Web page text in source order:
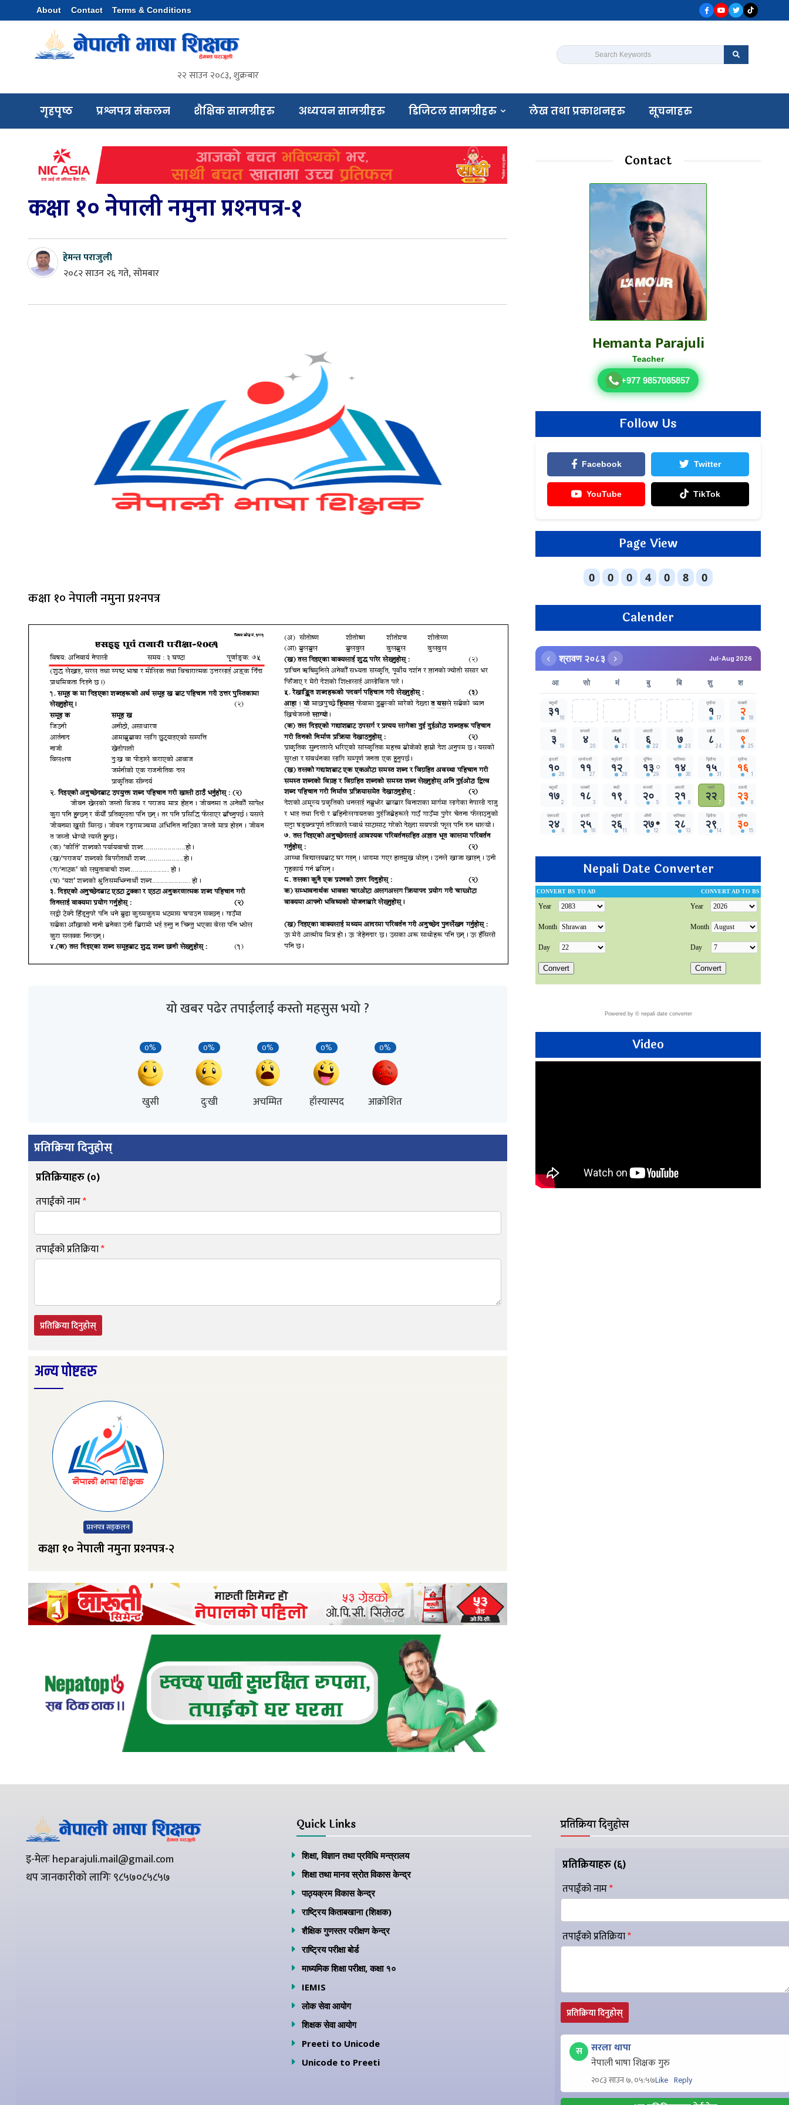
About Contact Terms & Conditions
२२ साउन २०८३, शुक्रबार
Search Keywords
गृहपृष्ठ प्रश्नपत्र संकलन शैक्षिक सामग्रीहरु अध्ययन सामग्रीहरु डिजिटल सामग्रीहरु लेख तथा प्रकाशनहरु सूचनाहरु
कक्षा १० नेपाली नमुना प्रश्‍नपत्र-१
हेमन्त पराजुली
२०८२ साउन २६ गते, सोमबार
कक्षा १० नेपाली नमुना प्रश्‍नपत्र
यो खबर पढेर तपाईलाई कस्तो महसुस भयो ?
0%
खुसी
0%
दुःखी
0%
अचम्मित
0%
हाँस्यास्पद
0%
आक्रोशित
प्रतिक्रिया दिनुहोस्
प्रतिक्रियाहरु (०)
तपाईंको नाम*
तपाईंको प्रतिक्रिया*
प्रतिक्रिया दिनुहोस्
अन्य पोष्टहरु
प्रश्‍नपत्र सङ्‍कलन
कक्षा १० नेपाली नमुना प्रश्‍नपत्र-२
Contact
Hemanta Parajuli
Teacher
+977 9857085857
Follow Us
Facebook Twitter
YouTube TikTok
Page View
Calender
Nepali Date Converter
Powered by © nepali date converter
Video
इ-मेलः heparajuli.mail@gmail.com
थप जानकारीको लागिः ९८५७०८५८५७
Quick Links
शिक्षा, विज्ञान तथा प्रविधि मन्त्रालय
शिक्षा तथा मानव स्रोत विकास केन्द्र
पाठ्यक्रम विकास केन्द्र
राष्ट्रिय किताबखाना (शिक्षक)
शैक्षिक गुणस्तर परीक्षण केन्द्र
राष्ट्रिय परीक्षा बोर्ड
माध्यमिक शिक्षा परीक्षा, कक्षा १०
IEMIS
लोक सेवा आयोग
शिक्षक सेवा आयोग
Preeti to Unicode
Unicode to Preeti
प्रतिक्रिया दिनुहोस
प्रतिक्रियाहरु (६)
तपाईंको नाम*
तपाईंको प्रतिक्रिया*
प्रतिक्रिया दिनुहोस्
स सरला थापा
नेपाली भाषा शिक्षक गुरु
२०८३ साउन ७, ०५:५७Like Reply